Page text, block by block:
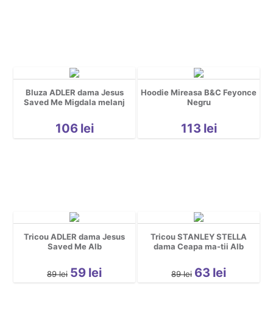
Hidden *do not delete*
Nou nascuti
Bluza ADLER dama Jesus
Saved Me Migdala melanj
106 lei
Hoodie Mireasa B&C Feyonce
Negru
113 lei
Tricou ADLER dama Jesus
Saved Me Alb
89 lei 59 lei
Tricou STANLEY STELLA
dama Ceapa ma-tii Alb
89 lei 63 lei